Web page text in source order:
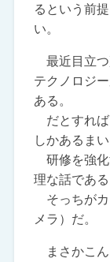
るという前
い。
最近目立つ
テクノロジ
ある。
だとすれば
しかあるまい
研修を強化
理な話である
そっちがカ
メラ）だ。
まさかこん